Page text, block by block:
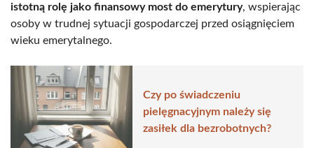
istotną rolę jako finansowy most do emerytury, wspierając
osoby w trudnej sytuacji gospodarczej przed osiągnięciem
wieku emerytalnego.
Czy po świadczeniu
pielęgnacyjnym należy się
zasiłek dla bezrobotnych?